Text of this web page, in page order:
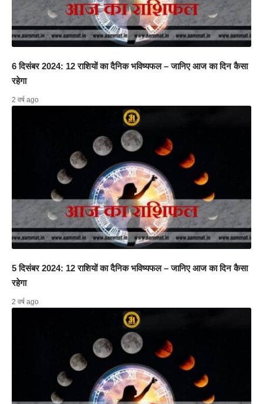
6 दिसंबर 2024: 12 राशियों का दैनिक भविष्यफल – जानिए आज का दिन कैसा
रहेगा
2 वर्ष ago
5 दिसंबर 2024: 12 राशियों का दैनिक भविष्यफल – जानिए आज का दिन कैसा
रहेगा
2 वर्ष ago